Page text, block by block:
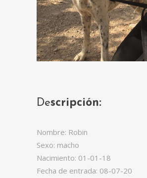
Descripción:
Nombre: Robin
Sexo: macho
Nacimiento: 01-01-18
Fecha de entrada: 08-07-20